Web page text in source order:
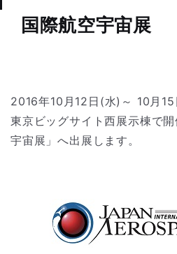
国際航空宇宙展
2016年10月12日(水)～ 10月15
東京ビッグサイト西展示棟で
宇宙展」へ出展します。